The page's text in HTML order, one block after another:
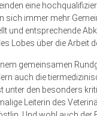
eine
sich immer mehr
und entsprechende
Lobes über die Arbeit
gemeinsamen
auch die
unter den besonders
Leiterin des